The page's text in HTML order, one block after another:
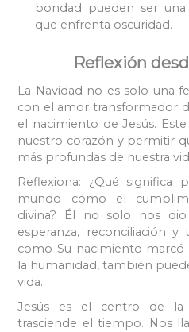
bondad pueden ser
que enfrenta oscuridad.
Reflexión
La Navidad no es solo una
con el amor transformador
el nacimiento de Jesús.
nuestro corazón y permitir
más profundas de nuestra
Reflexiona: ¿Qué significa
mundo como el
divina? Él no solo nos dio
esperanza, reconciliación
como Su nacimiento
la humanidad, también
vida.
Jesús es el centro de la
trasciende el tiempo. Nos